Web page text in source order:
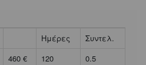
Ημέρες
Συντελ.
460 € 120
0.5